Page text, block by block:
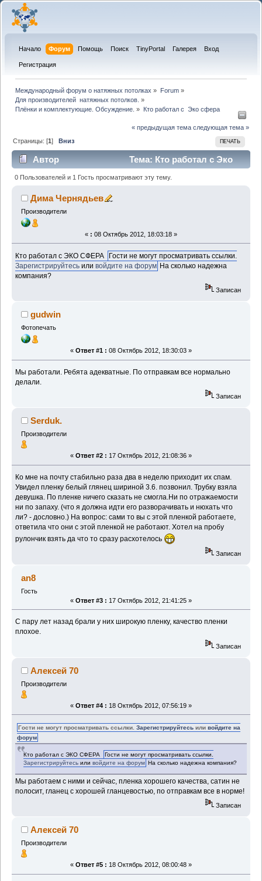
Начало Форум Помощь Поиск TinyPortal Галерея Вход
Регистрация
Международный форум о натяжных потолках » Forum»
Для производителей  натяжных потолков. »
Плёнки и комплектующие. Обсуждение. » Кто работал с  Эко сфера
« предыдущая тема следующая тема »
ПЕЧАТЬ
Страницы: [1]Вниз
Автор
Тема: Кто работал с Эко
сфера (Прочитано 1421 раз)
0 Пользователей и 1 Гость просматривают эту тему.
Дима Чернядьев
Производители
« : 08 Октябрь 2012, 18:03:18 »
Кто работал с ЭКО СФЕРА
Гости не могут просматривать ссылки.
Зарегистрируйтесь иливойдите на форум На сколько надежна
компания?
Записан
gudwin
Фотопечать
« Ответ #1 : 08 Октябрь 2012, 18:30:03 »
Мы работали. Ребята адекватные. По отправкам все нормально
делали.
Записан
Serduk.
Производители
« Ответ #2 : 17 Октябрь 2012, 21:08:36 »
Ко мне на почту стабильно раза два в неделю приходит их спам.
Увидел пленку белый глянец шириной 3.6. позвонил. Трубку взяла
девушка. По пленке ничего сказать не смогла.Ни по отражаемости
ни по запаху. (что я должна идти его разворачивать и нюхать что
ли? - дословно.) На вопрос: сами то вы с этой пленкой работаете,
ответила что они с этой пленкой не работают. Хотел на пробу
рулончик взять да что то сразу расхотелось
Записан
an8
Гость
« Ответ #3 : 17 Октябрь 2012, 21:41:25 »
С пару лет назад брали у них широкую пленку, качество пленки
плохое.
Записан
Алексей 70
Производители
« Ответ #4 : 18 Октябрь 2012, 07:56:19 »
Гости не могут просматривать ссылки.Зарегистрируйтесь иливойдите на
форум
Кто работал с ЭКО СФЕРА
Гости не могут просматривать ссылки.
Зарегистрируйтесь иливойдите на форум На сколько надежна компания?
Мы работаем с ними и сейчас, пленка хорошего качества, сатин не
полосит, гланец с хорошей гланцевостью, по отправкам все в норме!
Записан
Алексей 70
Производители
« Ответ #5 : 18 Октябрь 2012, 08:00:48 »